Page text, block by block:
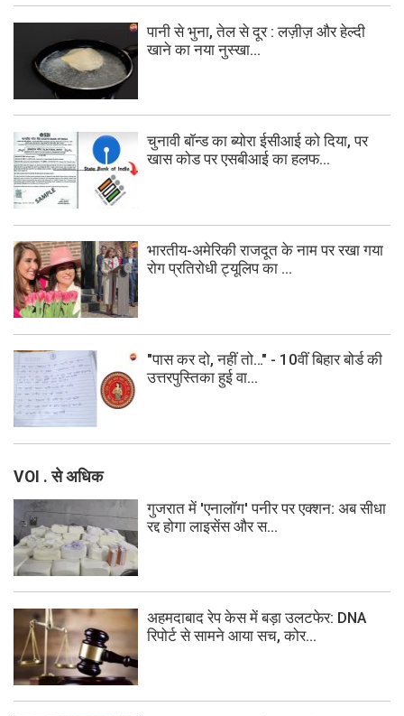
पानी से भुना, तेल से दूर : लज़ीज़ और हेल्दी
खाने का नया नुस्खा...
चुनावी बॉन्ड का ब्योरा ईसीआई को दिया, पर
खास कोड पर एसबीआई का हलफ...
भारतीय-अमेरिकी राजदूत के नाम पर रखा गया
रोग प्रतिरोधी ट्यूलिप का ...
"पास कर दो, नहीं तो…" - 10वीं बिहार बोर्ड की
उत्तरपुस्तिका हुई वा...
VOI . से अधिक
गुजरात में 'एनालॉग' पनीर पर एक्शन: अब सीधा
रद्द होगा लाइसेंस और स...
अहमदाबाद रेप केस में बड़ा उलटफेर: DNA
रिपोर्ट से सामने आया सच, कोर...